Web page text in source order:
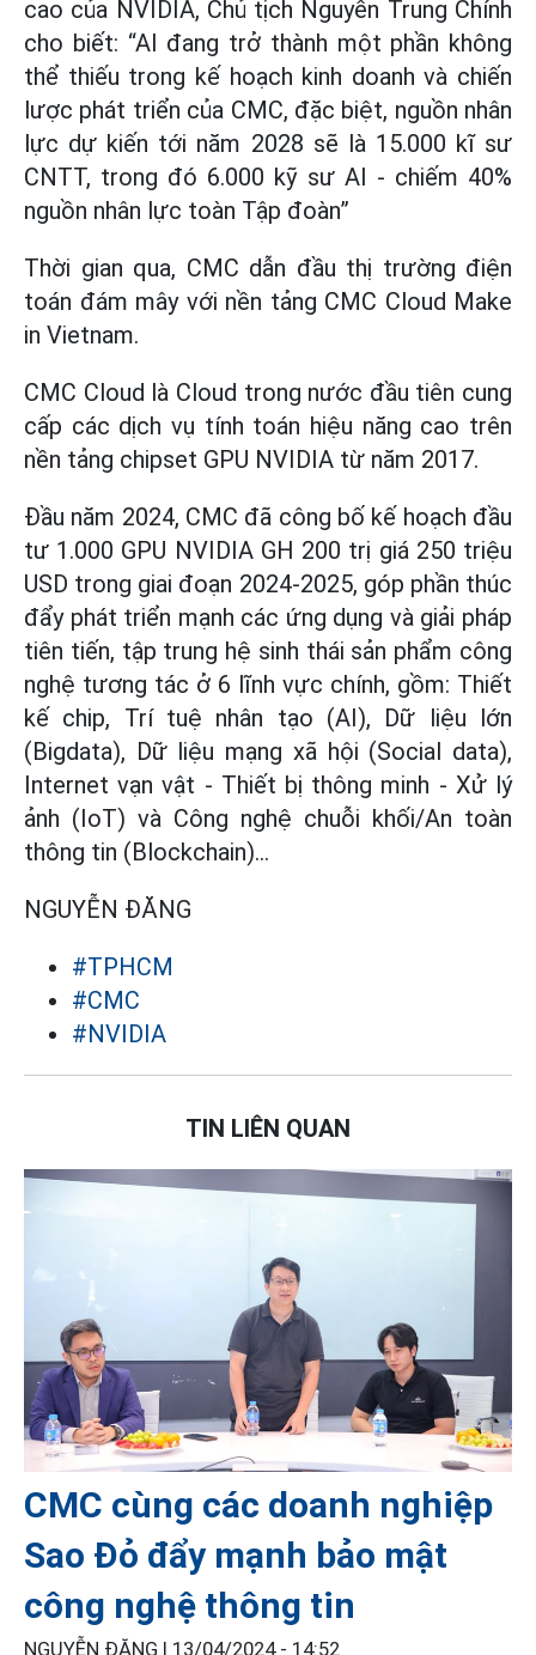
cao của NVIDIA, Chủ tịch Nguyễn Trung Chính
cho biết: “AI đang trở thành một phần không
thể thiếu trong kế hoạch kinh doanh và chiến
lược phát triển của CMC, đặc biệt, nguồn nhân
lực dự kiến tới năm 2028 sẽ là 15.000 kĩ sư
CNTT, trong đó 6.000 kỹ sư AI - chiếm 40%
nguồn nhân lực toàn Tập đoàn”
Thời gian qua, CMC dẫn đầu thị trường điện
toán đám mây với nền tảng CMC Cloud Make
in Vietnam.
CMC Cloud là Cloud trong nước đầu tiên cung
cấp các dịch vụ tính toán hiệu năng cao trên
nền tảng chipset GPU NVIDIA từ năm 2017.
Đầu năm 2024, CMC đã công bố kế hoạch đầu
tư 1.000 GPU NVIDIA GH 200 trị giá 250 triệu
USD trong giai đoạn 2024-2025, góp phần thúc
đẩy phát triển mạnh các ứng dụng và giải pháp
tiên tiến, tập trung hệ sinh thái sản phẩm công
nghệ tương tác ở 6 lĩnh vực chính, gồm: Thiết
kế chip, Trí tuệ nhân tạo (AI), Dữ liệu lớn
(Bigdata), Dữ liệu mạng xã hội (Social data),
Internet vạn vật - Thiết bị thông minh - Xử lý
ảnh (IoT) và Công nghệ chuỗi khối/An toàn
thông tin (Blockchain)…
NGUYỄN ĐĂNG
#TPHCM
#CMC
#NVIDIA
TIN LIÊN QUAN
CMC cùng các doanh nghiệp
Sao Đỏ đẩy mạnh bảo mật
công nghệ thông tin
NGUYỄN ĐĂNG | 13/04/2024 - 14:52